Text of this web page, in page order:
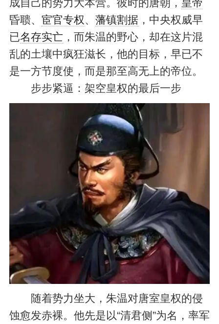
成自己的势力大本营。彼时的唐朝， 皇帝
昏聩、 宦官专权、 藩镇割据，中央权威早
已名存实亡 ，而朱温的野心，却在这片混
乱的土壤中疯狂滋长，他的目标，早已不
是一方节度使，而是那至高无上的帝位。
步步紧逼：架空皇权的最后一步
随着势力坐大，朱温对唐室皇权的侵
蚀愈发赤裸。他先是以“清君侧”为名，率军